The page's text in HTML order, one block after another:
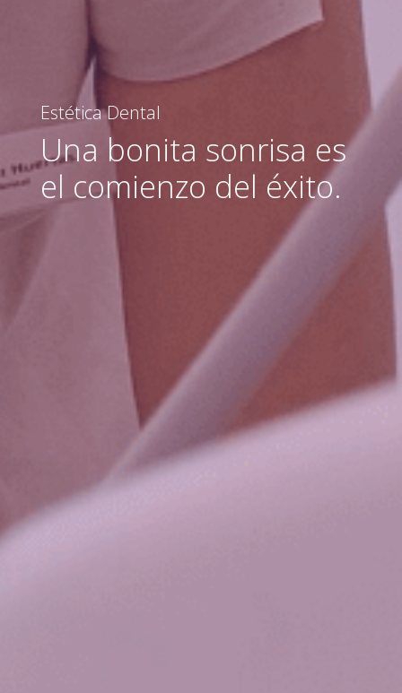
Estética Dental
Una bonita sonrisa es
el comienzo del éxito.